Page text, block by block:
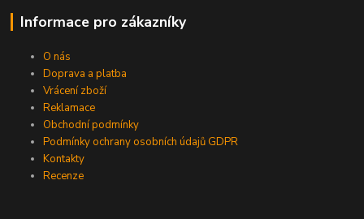
Informace pro zákazníky
O nás
Doprava a platba
Vrácení zboží
Reklamace
Obchodní podmínky
Podmínky ochrany osobních údajů GDPR
Kontakty
Recenze